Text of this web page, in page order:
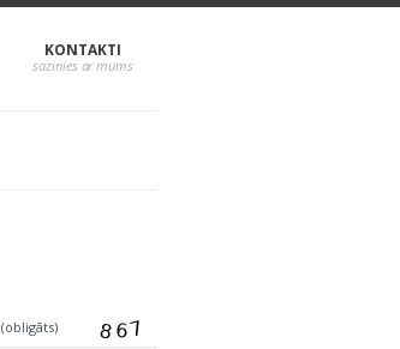
KONTAKTI
(obligāts)